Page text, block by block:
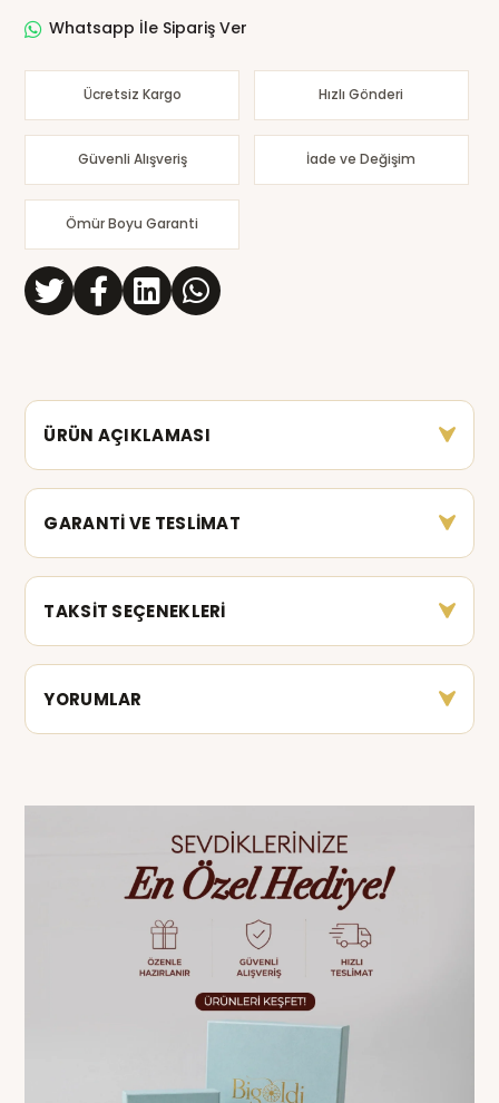
Whatsapp İle Sipariş Ver
Ücretsiz Kargo Hızlı Gönderi
Güvenli Alışveriş İade ve Değişim
Ömür Boyu Garanti
ÜRÜN AÇIKLAMASI
GARANTİ VE TESLİMAT
TAKSİT SEÇENEKLERİ
YORUMLAR